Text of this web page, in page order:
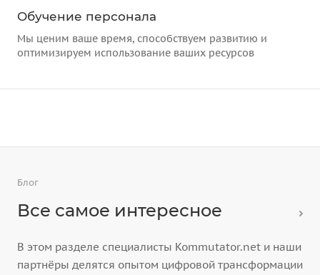
Обучение персонала
Мы ценим ваше время, способствуем развитию и
оптимизируем использование ваших ресурсов
Блог
Все самое интересное
В этом разделе специалисты Kommutator.net и наши
партнёры делятся опытом цифровой трансформации